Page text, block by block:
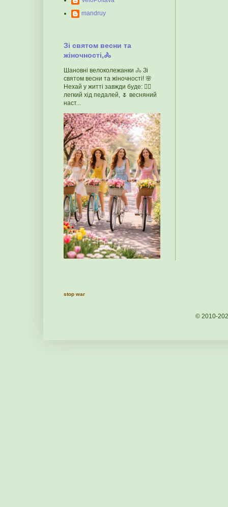
mandruy
Зі святом весни та
жіночності,🚴
Шановні велоколежанки 🚴 Зі
святом весни та жіночності! 🌸
Нехай у житті завжди буде: 🚴‍♀️
легкий хід педалей, 🌷 весняний
наст...
stop war
© 2010-